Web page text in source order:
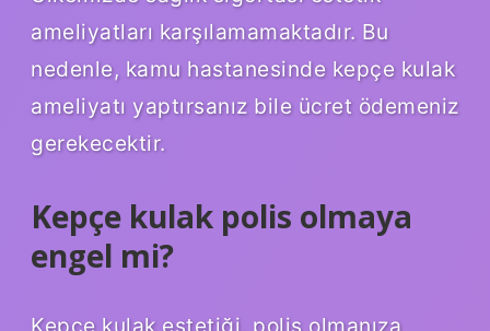
ameliyatları karşılamamaktadır. Bu
nedenle, kamu hastanesinde kepçe kulak
ameliyatı yaptırsanız bile ücret ödemeniz
gerekecektir.
Kepçe kulak polis olmaya
engel mi?
Kepçe kulak estetiği, polis olmanıza